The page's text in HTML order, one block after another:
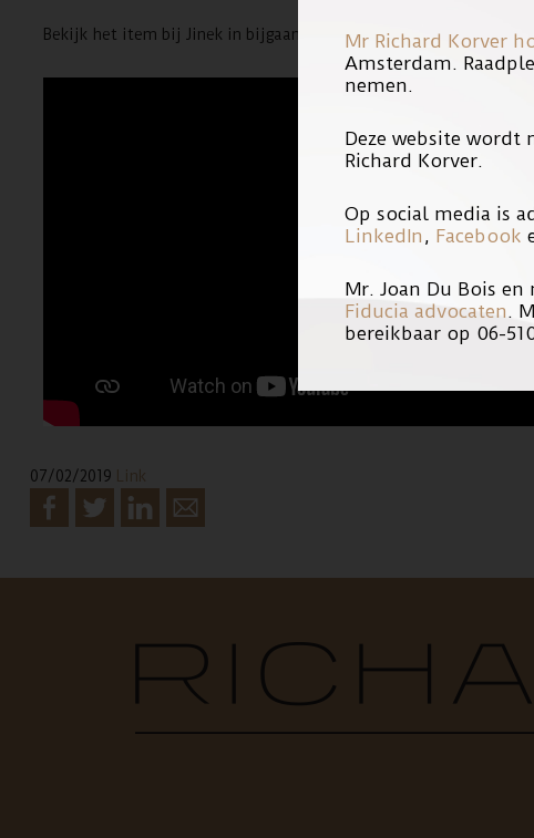
Bekijk het item bij Jinek in bijgaande video:
07/02/2019 Link
Mr Richard Korver
Amsterdam.
nemen.
Deze website wordt
Richard Korver.
Op social media is
LinkedIn , Facebook
Mr. Joan Du Bois en
Fiducia advocaten .
bereikbaar op 06-